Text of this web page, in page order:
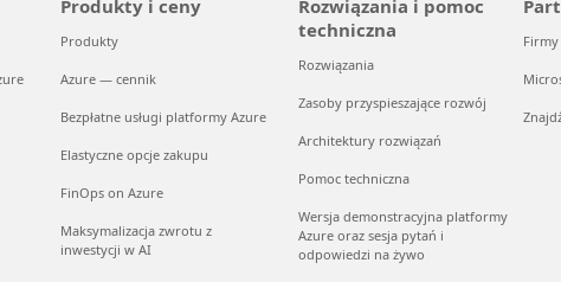
Produkty i ceny
Produkty
Azure — cennik
Bezpłatne usługi platformy Azure
Elastyczne opcje zakupu
FinOps on Azure
Maksymalizacja zwrotu z
inwestycji w AI
Rozwiązania i pomoc
techniczna
Rozwiązania
Zasoby przyspieszające rozwój
Architektury rozwiązań
Pomoc techniczna
Wersja demonstracyjna platformy
Azure oraz sesja pytań i
odpowiedzi na żywo